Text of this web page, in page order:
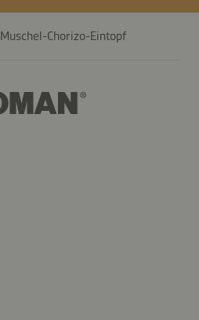
Muschel-Chorizo-Eintopf